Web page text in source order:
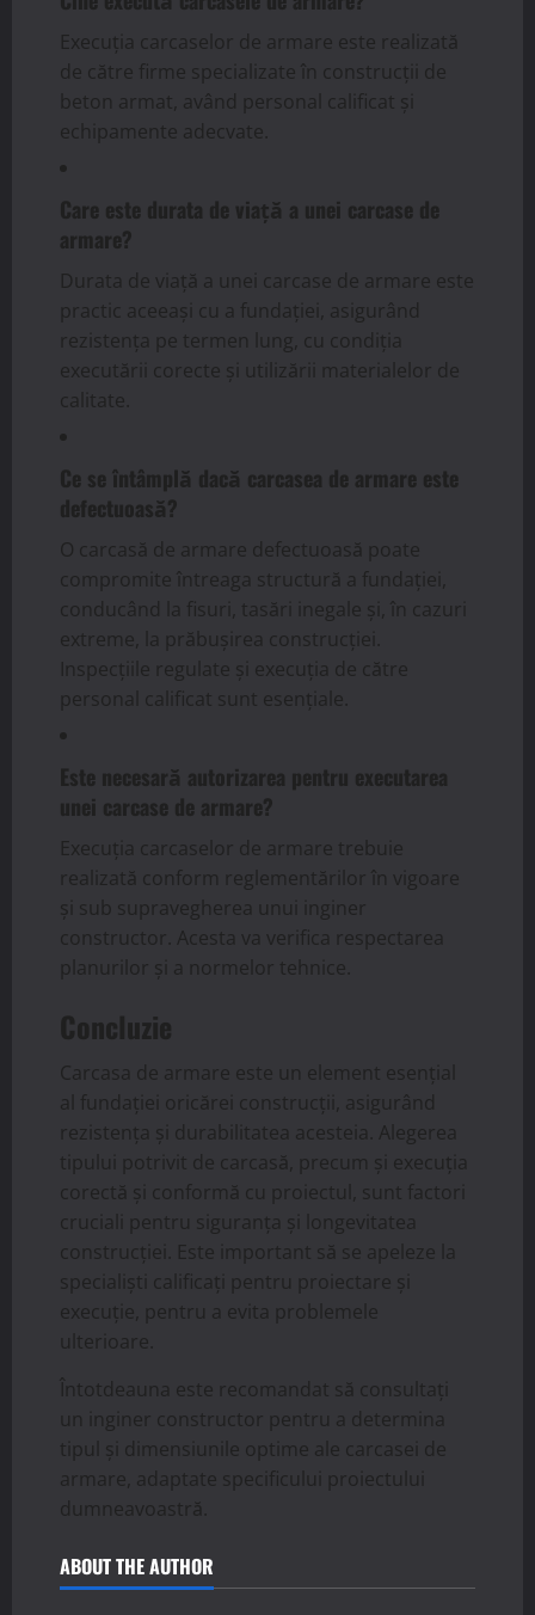
Execuția carcaselor de armare este realizată
de către firme specializate în construcții de
beton armat, având personal calificat și
echipamente adecvate.
Care este durata de viață a unei carcase de
armare?
Durata de viață a unei carcase de armare este
practic aceeași cu a fundației, asigurând
rezistența pe termen lung, cu condiția
executării corecte și utilizării materialelor de
calitate.
Ce se întâmplă dacă carcasea de armare este
defectuoasă?
O carcasă de armare defectuoasă poate
compromite întreaga structură a fundației,
conducând la fisuri, tasări inegale și, în cazuri
extreme, la prăbușirea construcției.
Inspecțiile regulate și execuția de către
personal calificat sunt esențiale.
Este necesară autorizarea pentru executarea
unei carcase de armare?
Execuția carcaselor de armare trebuie
realizată conform reglementărilor în vigoare
și sub supravegherea unui inginer
constructor. Acesta va verifica respectarea
planurilor și a normelor tehnice.
Concluzie
Carcasa de armare este un element esențial
al fundației oricărei construcții, asigurând
rezistența și durabilitatea acesteia. Alegerea
tipului potrivit de carcasă, precum și execuția
corectă și conformă cu proiectul, sunt factori
cruciali pentru siguranța și longevitatea
construcției. Este important să se apeleze la
specialiști calificați pentru proiectare și
execuție, pentru a evita problemele
ulterioare.
Întotdeauna este recomandat să consultați
un inginer constructor pentru a determina
tipul și dimensiunile optime ale carcasei de
armare, adaptate specificului proiectului
dumneavoastră.
ABOUT THE AUTHOR